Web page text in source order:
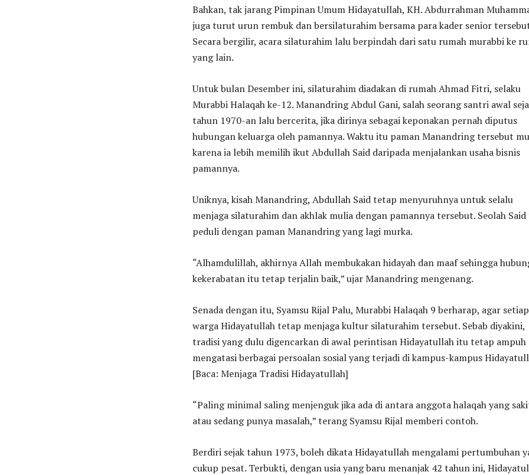
Bahkan, tak jarang Pimpinan Umum Hidayatullah, KH. Abdurrahman
juga turut urun rembuk dan bersilaturahim bersama para kader senior
Secara bergilir, acara silaturahim lalu berpindah dari satu rumah murabbi ke
yang lain.
Untuk bulan Desember ini, silaturahim diadakan di rumah Ahmad Fitri, selaku
Murabbi Halaqah ke-12. Manandring Abdul Gani, salah seorang santri awal
tahun 1970-an lalu bercerita, jika dirinya sebagai keponakan pernah diputus
hubungan keluarga oleh pamannya. Waktu itu paman Manandring tersebut
karena ia lebih memilih ikut Abdullah Said daripada menjalankan usaha bisnis
pamannya.
Uniknya, kisah Manandring, Abdullah Said tetap menyuruhnya untuk selalu
menjaga silaturahim dan akhlak mulia dengan pamannya tersebut. Seolah
peduli dengan paman Manandring yang lagi murka.
“Alhamdulillah, akhirnya Allah membukakan hidayah dan maaf sehingga
kekerabatan itu tetap terjalin baik,” ujar Manandring mengenang.
Senada dengan itu, Syamsu Rijal Palu, Murabbi Halaqah 9 berharap, agar setiap
warga Hidayatullah tetap menjaga kultur silaturahim tersebut. Sebab diyakini,
tradisi yang dulu digencarkan di awal perintisan Hidayatullah itu tetap ampuh
mengatasi berbagai persoalan sosial yang terjadi di kampus-kampus
[Baca: Menjaga Tradisi Hidayatullah]
“Paling minimal saling menjenguk jika ada di antara anggota halaqah yang
atau sedang punya masalah,” terang Syamsu Rijal memberi contoh.
Berdiri sejak tahun 1973, boleh dikata Hidayatullah mengalami pertumbuhan
cukup pesat. Terbukti, dengan usia yang baru menanjak 42 tahun ini,